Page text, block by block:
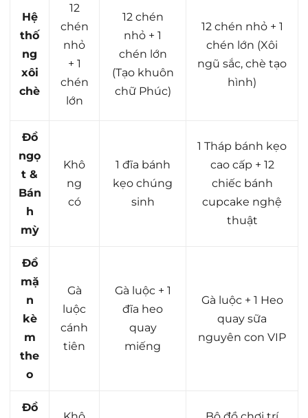
Hệ
thố
ng
xôi
chè
12
chén
nhỏ
+ 1
chén
lớn
12 chén
nhỏ + 1
chén lớn
(Tạo khuôn
chữ Phúc)
12 chén nhỏ + 1
chén lớn (Xôi
ngũ sắc, chè tạo
hình)
Đồ
ngọ
t &
Bán
h
mỳ
Khô
ng
có
1 đĩa bánh
kẹo chúng
sinh
1 Tháp bánh kẹo
cao cấp + 12
chiếc bánh
cupcake nghệ
thuật
Đồ
mặ
n
kè
m
the
o
Gà
luộc
cánh
tiên
Gà luộc + 1
đĩa heo
quay
miếng
Gà luộc + 1 Heo
quay sữa
nguyên con VIP
Đồ